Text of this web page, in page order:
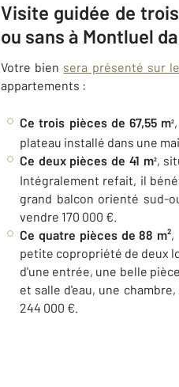
Visite guidée de
ou sans à Montluel
Votre bien sera présenté sur
appartements :
Ce trois pièces de 67,55 m²
plateau installé dans une
Ce deux pièces de 41 m²,
Intégralement refait, il
grand balcon orienté sud-
vendre 170 000 €.
Ce quatre pièces de 88 m²,
petite copropriété de deux
d'une entrée, une belle
et salle d'eau, une
244 000 €.